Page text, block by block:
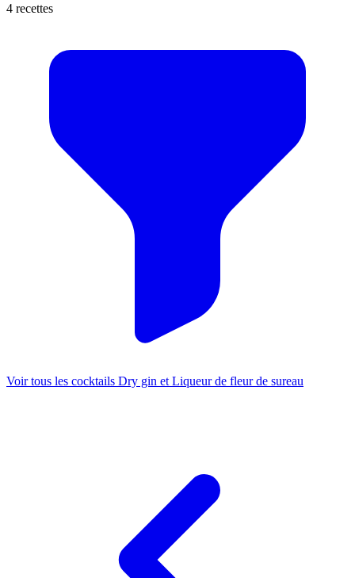
4 recettes
Voir tous les cocktails Dry gin et Liqueur de fleur de sureau